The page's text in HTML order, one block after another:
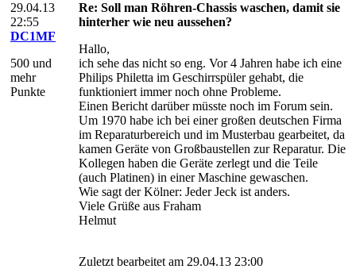
29.04.13
22:55
DC1MF
500 und
mehr
Punkte
Re: Soll man Röhren-Chassis waschen, damit sie
hinterher wie neu aussehen?
Hallo,
ich sehe das nicht so eng. Vor 4 Jahren habe ich eine
Philips Philetta im Geschirrspüler gehabt, die
funktioniert immer noch ohne Probleme.
Einen Bericht darüber müsste noch im Forum sein.
Um 1970 habe ich bei einer großen deutschen Firma
im Reparaturbereich und im Musterbau gearbeitet, da
kamen Geräte von Großbaustellen zur Reparatur. Die
Kollegen haben die Geräte zerlegt und die Teile
(auch Platinen) in einer Maschine gewaschen.
Wie sagt der Kölner: Jeder Jeck ist anders.
Viele Grüße aus Fraham
Helmut
Zuletzt bearbeitet am 29.04.13 23:00